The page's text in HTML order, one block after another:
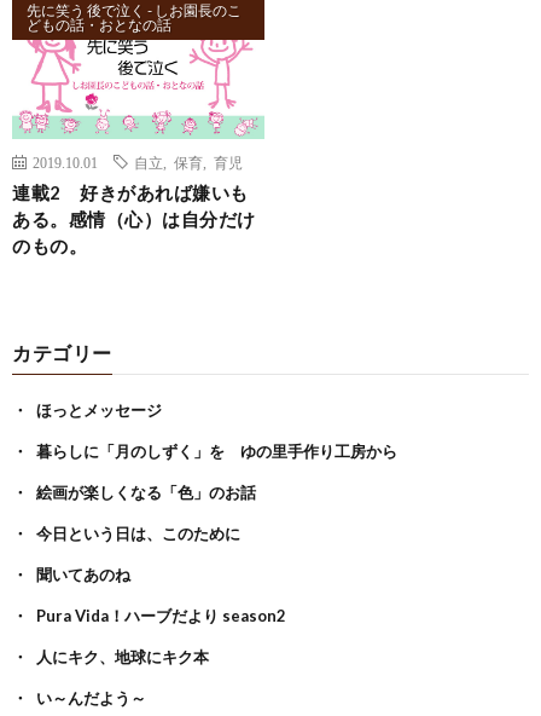
先に笑う 後で泣く - しお園長のこ
どもの話・おとなの話
2019.10.01 自立 保育 育児
連載2 好きがあれば嫌いも
ある。感情（心）は自分だけ
のもの。
カテゴリー
ほっとメッセージ
暮らしに「月のしずく」を ゆの里手作り工房から
絵画が楽しくなる「色」のお話
今日という日は、このために
聞いてあのね
Pura Vida！ハーブだより season2
人にキク、地球にキク本
い～んだよう～